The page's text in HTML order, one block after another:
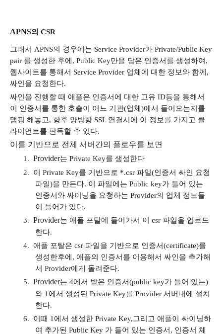
APNS의 CSR
그래서 APNS의 경우에는 Service Provider가 Private/Public Key
pair 를 생성한 후에 , Public Key만을 담은 인증서를 생성하여 ,
웹사이트를 통해서 Service Provider 업체에 대한 정보와 함께 ,
싸인을 요청한다.
싸인을 진행할 때 애플은 인증서에 대한 고유 ID등을 통해서
이 인증서를 통한 호출이 어느 기관(업체 )에서 들어오는지를
맵핑 해놓고, 향후 양방향 SSL 연결시에 이 정보를 가지고 클
라이언트를 판독할 수 있다.
이를 기반으로 전체 서버간의 플로우를 보면
1. Provider는 Private Key를 생성한다
2.
이 Private Key를 기반으로 *.csr 파일(인증서 싸인 요청
파일)을 만든다. 이 파일에는 Public key가 들어 있는
인증서와 싸이닝을 요청하는 Provider의 업체 정보들
이 들어가 있다.
3. Provider는 애플 포탈에 들어가서 이 csr 파일을 업로드
한다.
4. 애플 포탈은 csr 파일을 기반으로 인증서(certificate)를
생성한후에 , 애플의 인증서를 이용해서 싸인을 추가해
서 Provider에게 돌려준다.
5. Provider는 4에서 받은 인증서(public key가 들어 있는)
와 1에서 생성된 Private Key를 Provider 서버내에 설치
한다.
6.
이때 1에서 생성한Private Key,그리고 애플이 싸이닝하
여 추가된 Public Key 가 들어 있는 인증서 , 인증서 체